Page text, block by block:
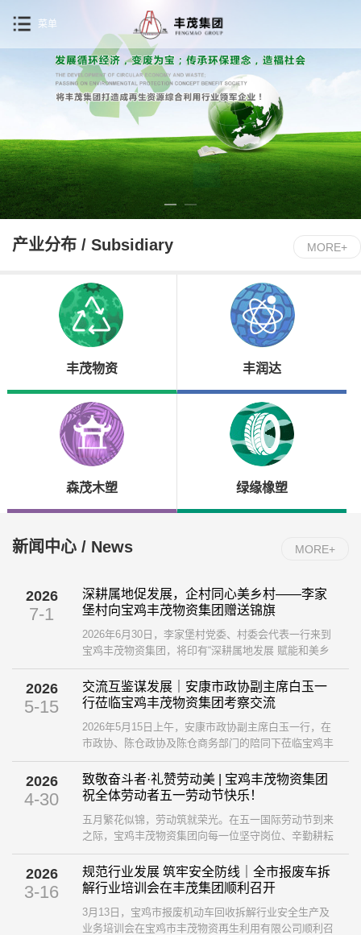
菜单
MORE+
产业分布 / Subsidiary
丰茂物资 丰润达
森茂木塑 绿缘橡塑
MORE+
新闻中心 / News
2026
7-1
深耕属地促发展，企村同心美乡村——李家
堡村向宝鸡丰茂物资集团赠送锦旗
2026年6月30日，李家堡村党委、村委会代表一行来到
宝鸡丰茂物资集团，将印有“深耕属地发展 赋能和美乡
村”的鲜红锦旗送到集团，以此感谢企业长久以来扎根地
方、助力乡村建设的暖心举措。 ...
2026
5-15
交流互鉴谋发展｜安康市政协副主席白玉一
行莅临宝鸡丰茂物资集团考察交流
2026年5月15日上午，安康市政协副主席白玉一行，在
市政协、陈仓政协及陈仓商务部门的陪同下莅临宝鸡丰
茂物资集团，开展再生资源产业发展学习考察交流活
动。集团副董事长王涛、总经理贾伟携集团领导班子成
员及部门负责人全程陪同参访。 ...
2026
4-30
致敬奋斗者·礼赞劳动美 | 宝鸡丰茂物资集团
祝全体劳动者五一劳动节快乐！
五月繁花似锦，劳动筑就荣光。在五一国际劳动节到来
之际，宝鸡丰茂物资集团向每一位坚守岗位、辛勤耕耘
的劳动者，致以最诚挚的节日问候与最崇高的敬意！ ...
2026
3-16
规范行业发展 筑牢安全防线｜全市报废车拆
解行业培训会在丰茂集团顺利召开
3月13日，宝鸡市报废机动车回收拆解行业安全生产及
业务培训会在宝鸡市丰茂物资再生利用有限公司顺利召